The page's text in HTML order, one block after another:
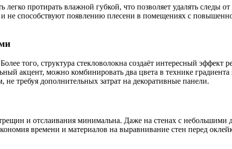
протирать влажной губкой, что позволяет удалять следы
способствуют появлению плесени в помещениях с
того, структура стекловолокна создаёт интересный эффект
акцент, можно комбинировать два цвета в технике градиента
требуя дополнительных затрат на декоративные панели.
и отслаивания минимальна. Даже на стенах с небольшими
времени и материалов на выравнивание стен перед